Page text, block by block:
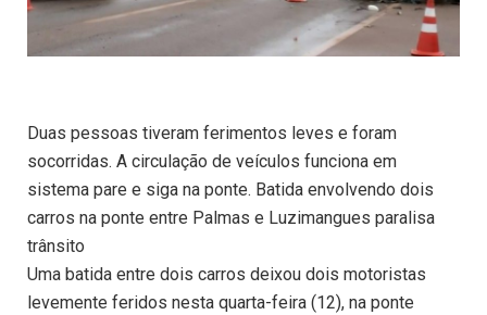
Duas pessoas tiveram ferimentos leves e foram
socorridas. A circulação de veículos funciona em
sistema pare e siga na ponte. Batida envolvendo dois
carros na ponte entre Palmas e Luzimangues paralisa
trânsito
Uma batida entre dois carros deixou dois motoristas
levemente feridos nesta quarta-feira (12), na ponte